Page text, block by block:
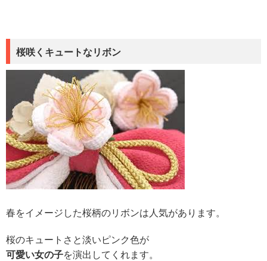
桜咲くキュートなリボン
春をイメージした桜柄のリボンは人気があります。
桜のキュートさと淡いピンク色が
可愛い女の子を演出してくれます。